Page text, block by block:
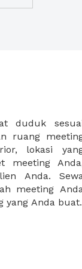
yang Anda buat.